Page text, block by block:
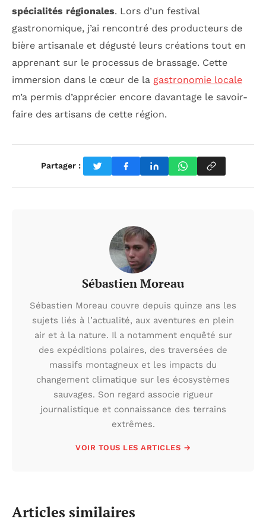
spécialités régionales. Lors d’un festival
gastronomique, j’ai rencontré des producteurs de
bière artisanale et dégusté leurs créations tout en
apprenant sur le processus de brassage. Cette
immersion dans le cœur de la gastronomie locale
m’a permis d’apprécier encore davantage le savoir-
faire des artisans de cette région.
Partager :
Sébastien Moreau
Sébastien Moreau couvre depuis quinze ans les
sujets liés à l’actualité, aux aventures en plein
air et à la nature. Il a notamment enquêté sur
des expéditions polaires, des traversées de
massifs montagneux et les impacts du
changement climatique sur les écosystèmes
sauvages. Son regard associe rigueur
journalistique et connaissance des terrains
extrêmes.
VOIR TOUS LES ARTICLES →
Articles similaires